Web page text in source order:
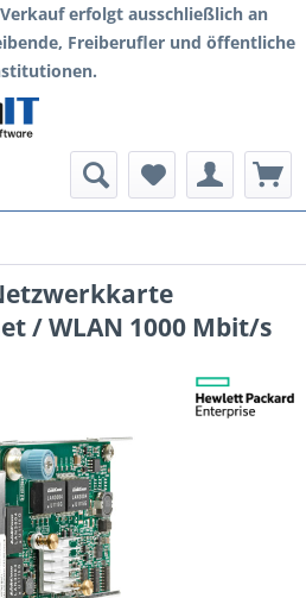
erfolgt ausschließlich an
Freiberufler und öffentliche
/ WLAN 1000 Mbit/s